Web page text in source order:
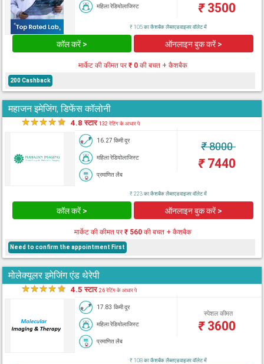
महिला रेडियोलाजिस्ट ₹3500
₹ 105 का कैशबैक लैब्सएडवाइजर वॉलेट में
कॉल करें > ऑनलाइन बुक करें >
मार्केट की कीमत पर₹ 0की बचत + कैशबैक
200 Cashback
महाजन इमेजिंग, डिफेंस कॉलोनी
★★★★★ 4.8 स्टार132 रेटिंग के आधार पे
16.27 किमी दूर
महिला रेडियोलाजिस्ट
प्रमाणित लैब
₹8000
₹7440
₹ 223 का कैशबैक लैब्सएडवाइजर वॉलेट में
कॉल करें > ऑनलाइन बुक करें >
मार्केट की कीमत पर₹ 560की बचत + कैशबैक
Need to confirm the appointment First
मोलेक्यूलर इमेजिंग एंड थेरेपी
★★★★★ 4.5 स्टार26 रेटिंग के आधार पे
17.83 किमी दूर
महिला रेडियोलाजिस्ट
प्रमाणित लैब
स्पेशल कीमत
₹3600
₹ 108 का कैशबैक लैब्सएडवाइजर वॉलेट में